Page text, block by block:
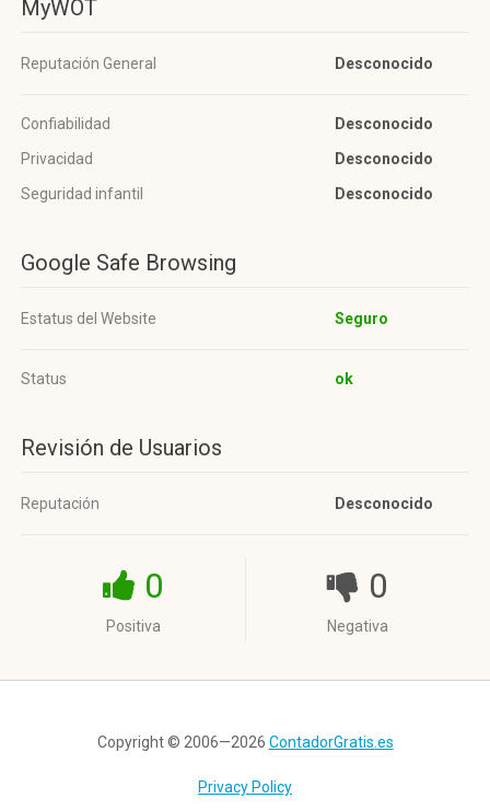
MyWOT
Reputación General Desconocido
Confiabilidad
Desconocido
Privacidad
Desconocido
Seguridad infantil
Desconocido
Google Safe Browsing
Estatus del Website Seguro
Status ok
Revisión de Usuarios
Reputación Desconocido
0
Positiva
0
Negativa
Copyright © 2006—2026 ContadorGratis.es
Privacy Policy